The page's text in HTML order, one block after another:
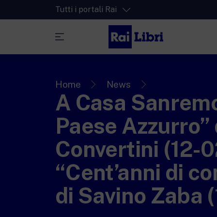
Tutti i portali Rai
La piattaforma di streaming video per
La piattaforma digitale dei canali Radio
RaiPlay Sound
Lo spazio sicuro ricco di cartoni animati
più piccoli.
RaiPlay YoYo
Home News
A Casa
Paese
Convertini (12-
“Cent’anni di
di Savino Zaba